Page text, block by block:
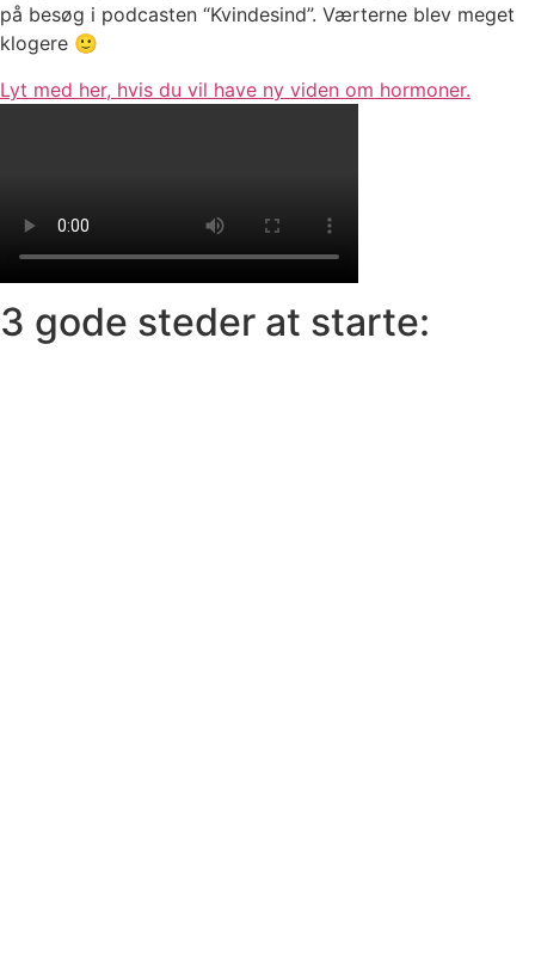
på besøg i podcasten “Kvindesind”. Værterne blev meget
klogere 🙂
Lyt med her, hvis du vil have ny viden om hormoner.
3 gode steder at starte: